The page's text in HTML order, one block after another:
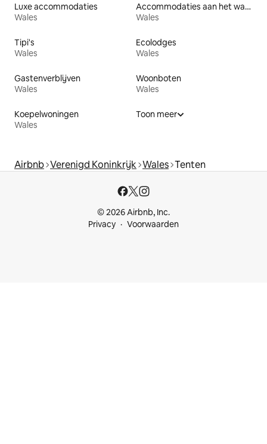
Luxe accommodaties
Wales
Accommodaties aan het water
Wales
Tipi's
Wales
Ecolodges
Wales
Gastenverblijven
Wales
Woonboten
Wales
Koepelwoningen
Wales
Toon meer
Airbnb Verenigd Koninkrijk Wales Tenten
© 2026 Airbnb, Inc.
Privacy
Voorwaarden